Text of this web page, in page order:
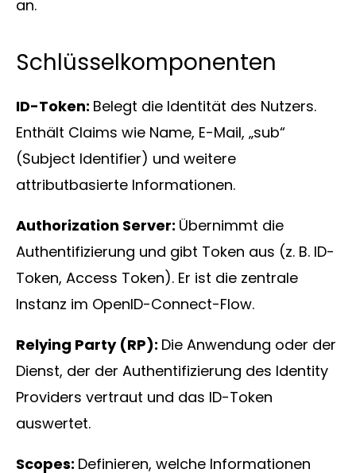
an.
Schlüsselkomponenten
ID-Token: Belegt die Identität des Nutzers.
Enthält Claims wie Name, E-Mail, „sub“
(Subject Identifier) und weitere
attributbasierte Informationen.
Authorization Server: Übernimmt die
Authentifizierung und gibt Token aus (z. B. ID-
Token, Access Token). Er ist die zentrale
Instanz im OpenID-Connect-Flow.
Relying Party (RP): Die Anwendung oder der
Dienst, der der Authentifizierung des Identity
Providers vertraut und das ID-Token
auswertet.
Scopes: Definieren, welche Informationen